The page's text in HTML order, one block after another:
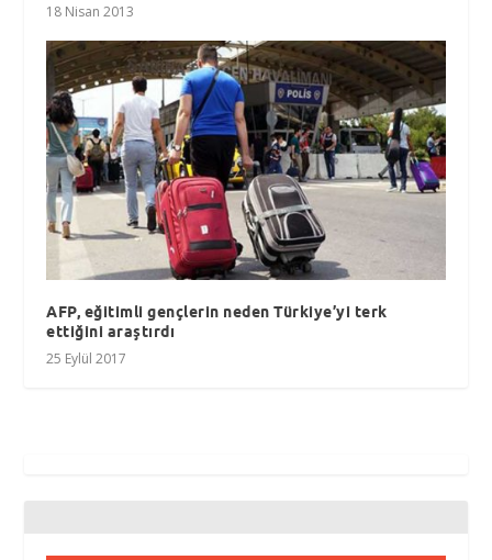
18 Nisan 2013
AFP, eğitimli gençlerin neden Türkiye’yi terk
ettiğini araştırdı
25 Eylül 2017